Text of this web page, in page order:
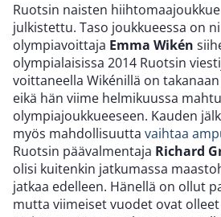
Ruotsin naisten
julkistettu. Taso joukkueessa on
olympiavoittaja Emma Wikén
olympialaisissa 2014 Ruotsin
voittaneella Wikénillä on
eikä hän viime helmikuussa
olympiajoukkueeseen. Kauden
myös mahdollisuutta vaihtaa
Ruotsin päävalmentaja Richard
olisi kuitenkin jatkumassa
jatkaa edelleen. Hänellä on ollut
mutta viimeiset vuodet ovat